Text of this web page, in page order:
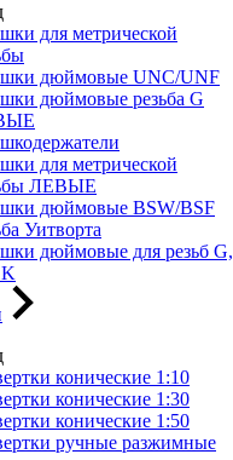
для метрической
дюймовые UNC/UNF
дюймовые резьба G
для метрической
ЛЕВЫЕ
дюймовые BSW/BSF
Уитворта
дюймовые для резьб G,
конические 1:10
конические 1:30
конические 1:50
ручные разжимные